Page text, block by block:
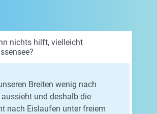
nichts hilft, vielleicht
Breiten wenig nach
und deshalb die
nach Eislaufen unter freiem